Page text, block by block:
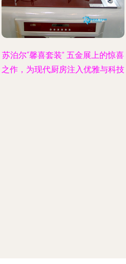
苏泊尔“馨喜套装” 五金展上的惊喜
之作，为现代厨房注入优雅与科技